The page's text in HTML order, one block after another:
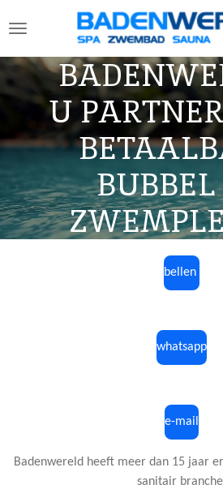
direct
naar
de
hoofdinhoud
U
bellen
whatsapp
e-mail
Badenwereld heeft meer dan 15 jaar
sanitair